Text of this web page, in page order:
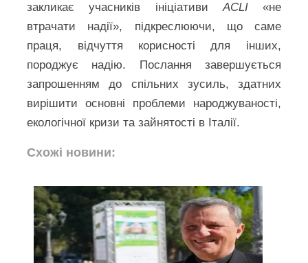
закликає учасників ініціативи ACLI «не
втрачати надії», підкреслюючи, що саме
праця, відчуття корисності для інших,
породжує надію. Послання завершується
запрошенням до спільних зусиль, здатних
вирішити основні проблеми народжуваності,
екологічної кризи та зайнятості в Італії.
Схожі новини: